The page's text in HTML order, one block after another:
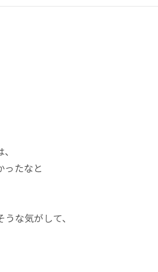
ったなと
な気がして、